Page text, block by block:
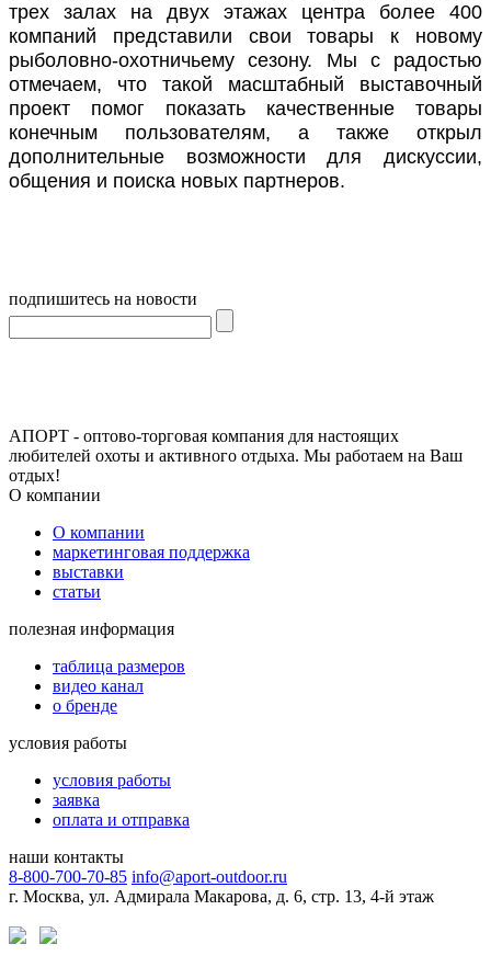
трех залах на двух этажах центра более 400
компаний представили свои товары к новому
рыболовно-охотничьему сезону. Мы с радостью
отмечаем, что такой масштабный выставочный
проект помог показать качественные товары
конечным пользователям, а также открыл
дополнительные возможности для дискуссии,
общения и поиска новых партнеров.
подпишитесь на новости
АПОРТ - оптово-торговая компания для настоящих
любителей охоты и активного отдыха. Мы работаем на Ваш
отдых!
О компании
О компании
маркетинговая поддержка
выставки
статьи
полезная информация
таблица размеров
видео канал
о бренде
условия работы
условия работы
заявка
оплата и отправка
наши контакты
8-800-700-70-85 info@aport-outdoor.ru
г. Москва, ул. Адмирала Макарова, д. 6, стр. 13, 4-й этаж